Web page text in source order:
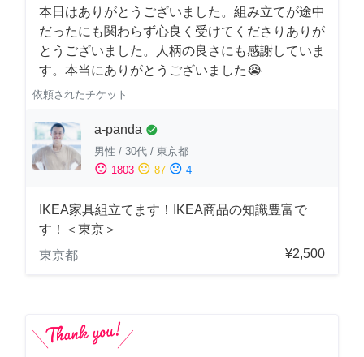
本日はありがとうございました。組み立てが途中
だったにも関わらず心良く受けてくださりありが
とうございました。人柄の良さにも感謝していま
す。本当にありがとうございました😭
依頼されたチケット
a-panda check_circle
男性 / 30代 / 東京都
sentiment_satisfied 1803 sentiment_neutral 87 sentiment_dissatisfied 4
IKEA家具組立てます！IKEA商品の知識豊富で
す！＜東京＞
東京都
¥2,500